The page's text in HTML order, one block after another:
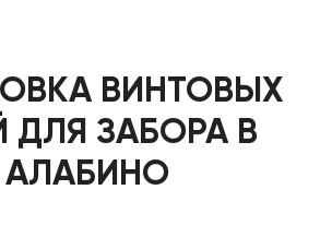
ВИНТОВЫХ
ДЛЯ ЗАБОРА В
АЛАБИНО